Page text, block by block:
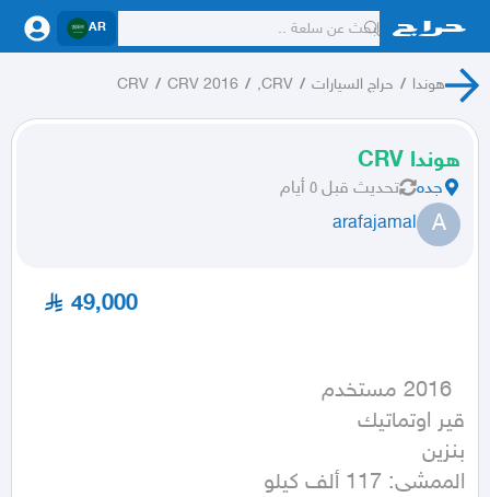
AR
هوندا / حراج السيارات /
CRV,
/
CRV 2016
/
CRV
هوندا CRV
جده تحديث قبل ٥ أيام
A
arafajamal
49,000
الممشى: 117 ألف كيلو